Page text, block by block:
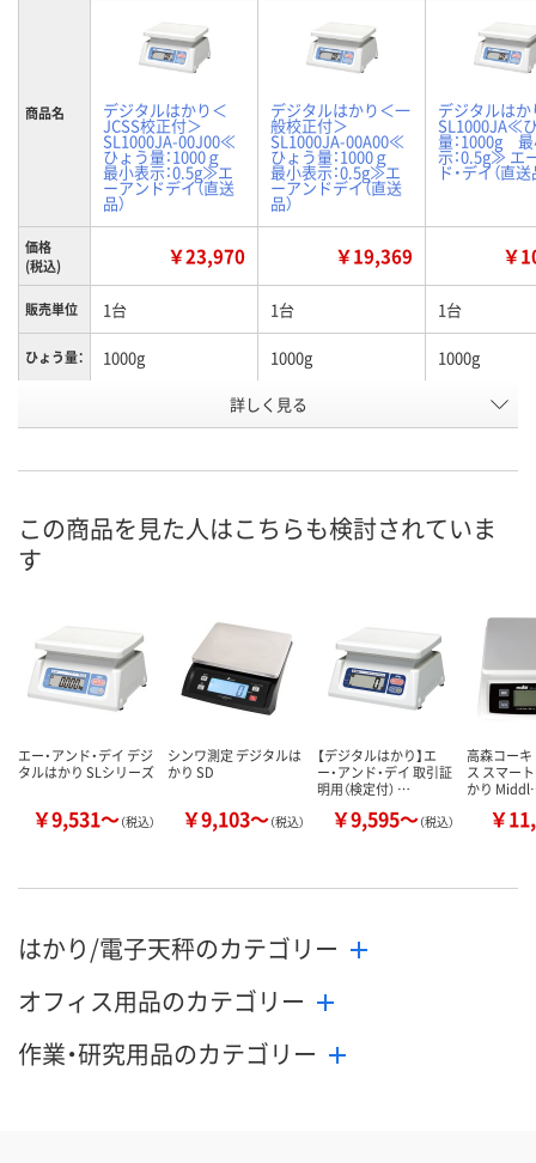
商品名 デジタルはかり＜
JCSS校正付＞
SL1000JA-00J00≪
ひょう量：1000ｇ
最小表示：0.5g≫エ
ーアンドデイ（直送
品）
デジタルはかり＜一
般校正付＞
SL1000JA-00A00≪
ひょう量：1000ｇ
最小表示：0.5g≫エ
ーアンドデイ（直送
品）
デジタルは
SL1000JA≪
量：1000g
示：0.5g≫ エ
ド・デイ（直送
価格
(税込)
￥23,970 ￥19,369 ￥
販売単位 1台 1台 1台
ひょう量： 1000g 1000g 1000g
一般校正証明書 校正証明書
号
お届け日
カゴへ カゴへ カ
詳しく見る
この商品を見た人はこちらも検討されていま
す
エー・アンド・デイ デジ
タルはかり SLシリーズ
￥9,531～（税込）
シンワ測定 デジタルは
かり SD
￥9,103～（税込）
【デジタルはかり】エ
ー・アンド・デイ 取引証
明用（検定付） …
￥9,595～（税込）
高森コー
ス スマー
かり
￥
はかり/電子天秤のカテゴリー
オフィス用品のカテゴリー
作業・研究用品のカテゴリー